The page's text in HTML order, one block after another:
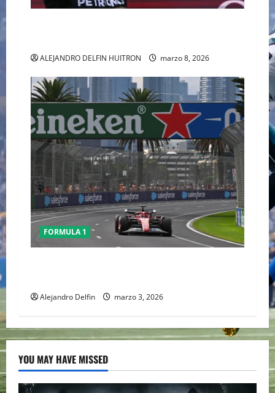
ALEJANDRO DELFIN HUITRON marzo 8, 2026
FORMULA 1
Alejandro Delfin marzo 3, 2026
YOU MAY HAVE MISSED